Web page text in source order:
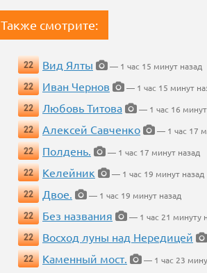
Также смотрите:
22 Вид Ялты
— 1 час 15 минут назад
22
Иван Чернов
— 1 час 15 минут
22
Любовь Титова
— 1 час 16
22
Алексей Савченко
— 1 час 17
22
Полдень.
— 1 час 17 минут назад
22
Келейник
— 1 час 19 минут назад
22
Двое.
— 1 час 19 минут назад
22
Без названия
— 1 час 21 минуту
22
Восход луны над Нередицей
22
Каменный мост. — 1 час 23